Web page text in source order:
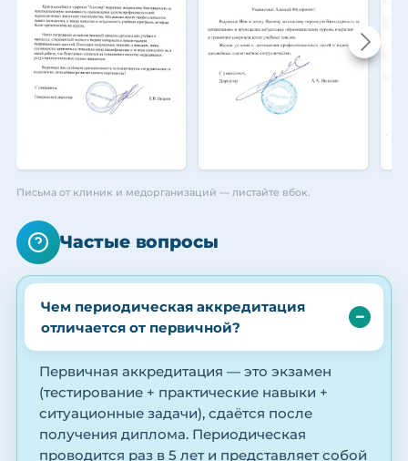
Письма от клиник и медорганизаций — листайте вбок.
Частые вопросы
Чем периодическая аккредитация
отличается от первичной?
Первичная аккредитация — это экзамен
(тестирование + практические навыки +
ситуационные задачи), сдаётся после
получения диплома. Периодическая
проводится раз в 5 лет и представляет собой